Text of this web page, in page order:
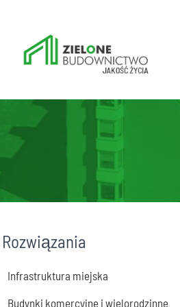
Rozwiązania
Infrastruktura miejska
Retencja wody opadowej
Budynki komercyjne i wielorodzinne